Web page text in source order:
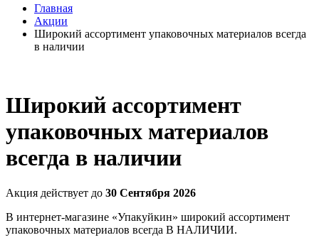
Главная
Акции
Широкий ассортимент упаковочных материалов всегда
в наличии
Широкий ассортимент
упаковочных материалов
всегда в наличии
Акция действует до 30 Сентября 2026
В интернет-магазине «Упакуйкин» широкий ассортимент
упаковочных материалов всегда В НАЛИЧИИ.